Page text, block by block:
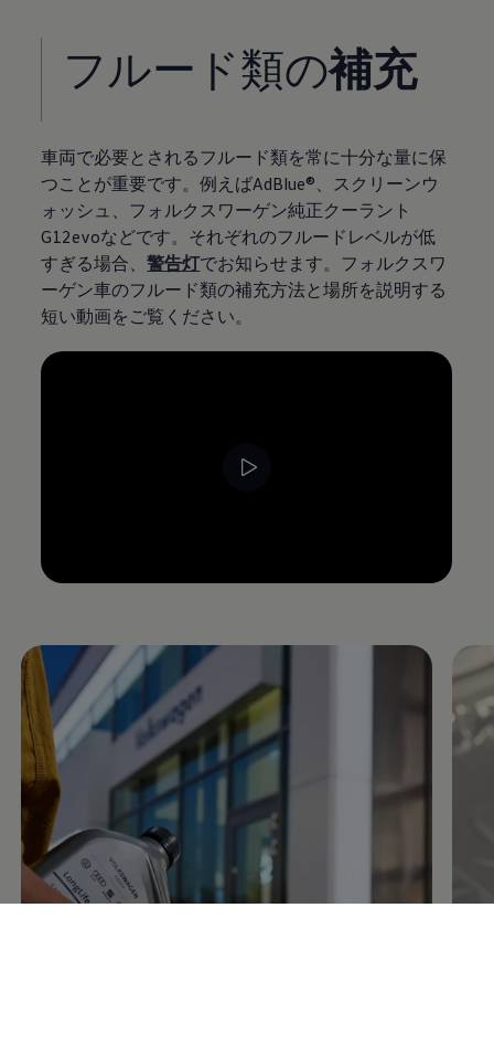
フルード類の補充
車両で必要とされるフルード類を常に十分な量に保
つことが重要です。例えばAdBlue®、スクリーンウ
ォッシュ、フォルクスワーゲン純正クーラント
G12evoなどです。それぞれのフルードレベルが低
すぎる場合、警告灯でお知らせます。フォルクスワ
ーゲン車のフルード類の補充方法と場所を説明する
短い動画をご覧ください。
Remaining time, --:--
Enable fullscreen mode